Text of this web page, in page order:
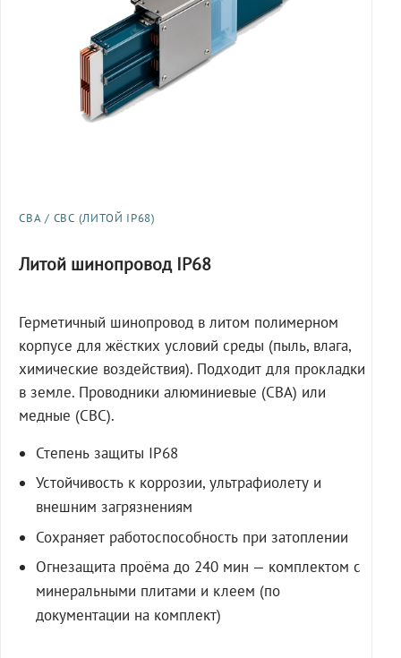
СВА / СВС (ЛИТОЙ IP68)
Литой шинопровод IP68
Герметичный шинопровод в литом полимерном
корпусе для жёстких условий среды (пыль, влага,
химические воздействия). Подходит для прокладки
в земле. Проводники алюминиевые (СВА) или
медные (СВС).
Степень защиты IP68
Устойчивость к коррозии, ультрафиолету и
внешним загрязнениям
Сохраняет работоспособность при затоплении
Огнезащита проёма до 240 мин — комплектом с
минеральными плитами и клеем (по
документации на комплект)